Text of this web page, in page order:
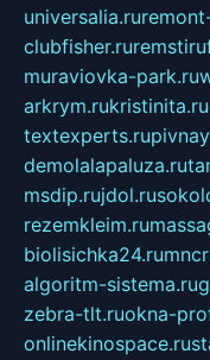
universalia.ru
clubfisher.ru
muraviovka-park.ru
arkrym.rukristinita.ru
textexperts.ru
demolalapaluza.ru
msdip.rujdol.ru
rezemkleim.ru
biolisichka24.ru
algoritm-sistema.ru
zebra-tlt.ruokna-
onlinekinospace.ru